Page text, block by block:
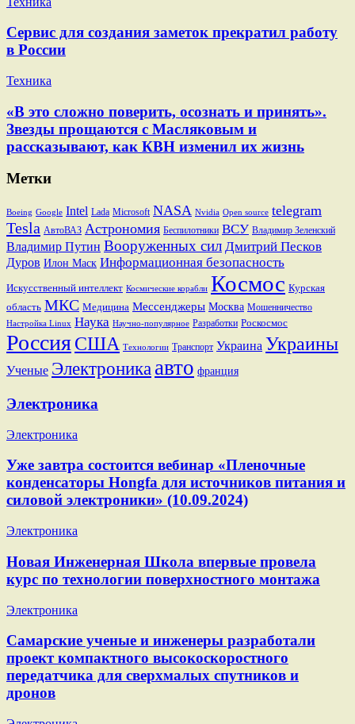
Сервис для создания заметок прекратил работу
в России
Техника
«В это сложно поверить, осознать и принять».
Звезды прощаются с Масляковым и
рассказывают, как КВН изменил их жизнь
Метки
Boeing Google Intel Lada Microsoft NASA Nvidia Open source telegram
Tesla АвтоВАЗ Астрономия Беспилотники ВСУ Владимир Зеленский
Владимир Путин Вооруженных сил Дмитрий Песков
Дуров Илон Маск Информационная безопасность
Искусственный интеллект Космические корабли Космос Курская
область МКС Медицина Мессенджеры Москва Мошенничество
Настройка Linux Наука Научно-популярное Разработки Роскосмос
РоссияСША Технологии Транспорт Украина Украины
Ученые Электроника авто франция
Электроника
Электроника
Уже завтра состоится вебинар «Пленочные
конденсаторы Hongfa для источников питания и
силовой электроники» (10.09.2024)
Электроника
Новая Инженерная Школа впервые провела
курс по технологии поверхностного монтажа
Электроника
Самарские ученые и инженеры разработали
проект компактного высокоскоростного
передатчика для сверхмалых спутников и
дронов